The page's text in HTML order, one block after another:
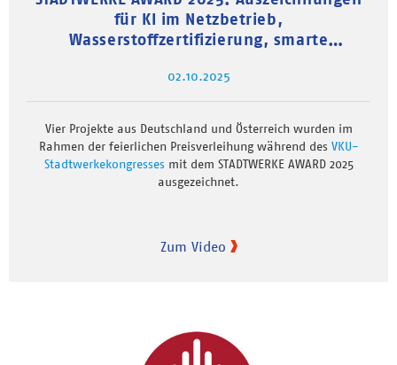
für KI im Netzbetrieb,
Wasserstoffzertifizierung, smarte
Demokratie
02.10.2025
Vier Projekte aus Deutschland und Österreich wurden im
Rahmen der feierlichen Preisverleihung während des VKU-
Stadtwerkekongresses mit dem STADTWERKE AWARD 2025
ausgezeichnet.
Zum Video